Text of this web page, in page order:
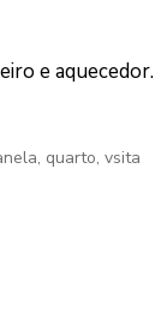
e aquecedor.
, quarto, vsita